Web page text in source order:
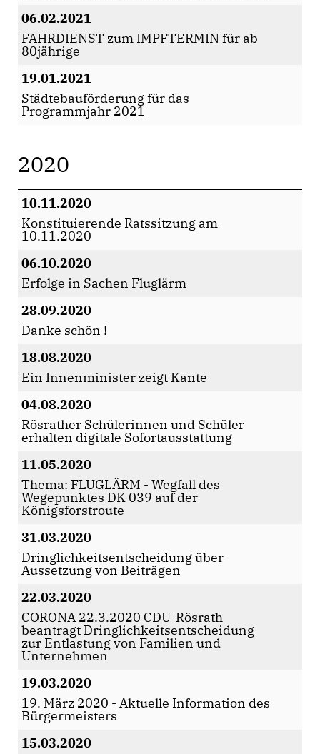
06.02.2021
FAHRDIENST zum IMPFTERMIN für ab
80jährige
19.01.2021
Städtebauförderung für das
Programmjahr 2021
2020
10.11.2020
Konstituierende Ratssitzung am
10.11.2020
06.10.2020
Erfolge in Sachen Fluglärm
28.09.2020
Danke schön !
18.08.2020
Ein Innenminister zeigt Kante
04.08.2020
Rösrather Schülerinnen und Schüler
erhalten digitale Sofortausstattung
11.05.2020
Thema: FLUGLÄRM - Wegfall des
Wegepunktes DK 039 auf der
Königsforstroute
31.03.2020
Dringlichkeitsentscheidung über
Aussetzung von Beiträgen
22.03.2020
CORONA 22.3.2020 CDU-Rösrath
beantragt Dringlichkeitsentscheidung
zur Entlastung von Familien und
Unternehmen
19.03.2020
19. März 2020 - Aktuelle Information des
Bürgermeisters
15.03.2020